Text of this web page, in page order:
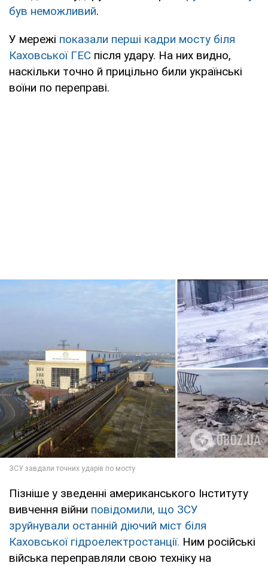
був неможливий.
У мережі показали перші кадри мосту біля
Каховської ГЕС після удару. На них видно,
наскільки точно й прицільно били українські
воїни по переправі.
Пізніше у зведенні американського Інституту
вивчення війни повідомили, що ЗСУ
зруйнували останній діючий міст біля
Каховської гідроелектростанції. Ним російські
війська переправляли свою техніку на